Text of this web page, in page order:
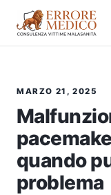
MARZO 21, 2025
quando
problema